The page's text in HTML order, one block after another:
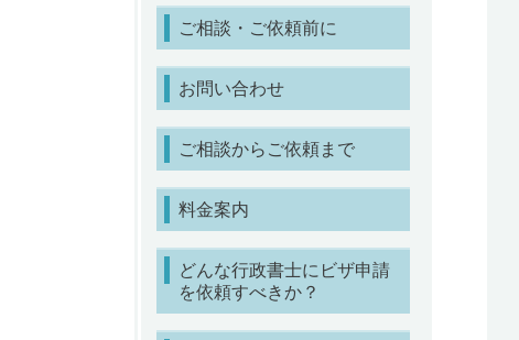
ご相談・ご依頼前に
お問い合わせ
ご相談からご依頼まで
料金案内
どんな行政書士にビザ申請
を依頼すべきか？